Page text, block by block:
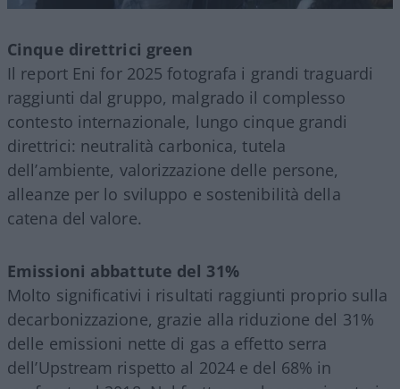
Cinque direttrici green
Il report Eni for 2025 fotografa i grandi traguardi
raggiunti dal gruppo, malgrado il complesso
contesto internazionale, lungo cinque grandi
direttrici: neutralità carbonica, tutela
dell’ambiente, valorizzazione delle persone,
alleanze per lo sviluppo e sostenibilità della
catena del valore.
Emissioni abbattute del 31%
Molto significativi i risultati raggiunti proprio sulla
decarbonizzazione, grazie alla riduzione del 31%
delle emissioni nette di gas a effetto serra
dell’Upstream rispetto al 2024 e del 68% in